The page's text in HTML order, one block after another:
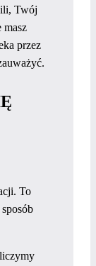
Twój
masz
przez
To